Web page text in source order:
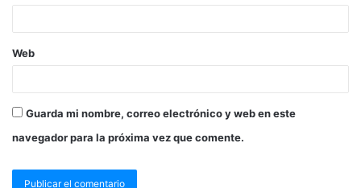
Web
Guarda mi nombre, correo electrónico y web en este
navegador para la próxima vez que comente.